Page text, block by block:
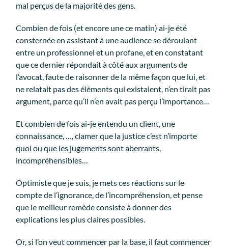
mal perçus de la majorité des gens.
Combien de fois (et encore une ce matin) ai-je été
consternée en assistant à une audience se déroulant
entre un professionnel et un profane, et en constatant
que ce dernier répondait à côté aux arguments de
l’avocat, faute de raisonner de la même façon que lui, et
ne relatait pas des éléments qui existaient, n’en tirait pas
argument, parce qu’il n’en avait pas perçu l’importance…
Et combien de fois ai-je entendu un client, une
connaissance, …, clamer que la justice c’est n’importe
quoi ou que les jugements sont aberrants,
incompréhensibles…
Optimiste que je suis, je mets ces réactions sur le
compte de l’ignorance, de l’incompréhension, et pense
que le meilleur remède consiste à donner des
explications les plus claires possibles.
Or, si l’on veut commencer par la base, il faut commencer